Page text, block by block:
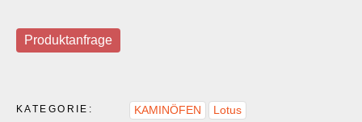
Produktanfrage
KATEGORIE: KAMINÖFEN Lotus